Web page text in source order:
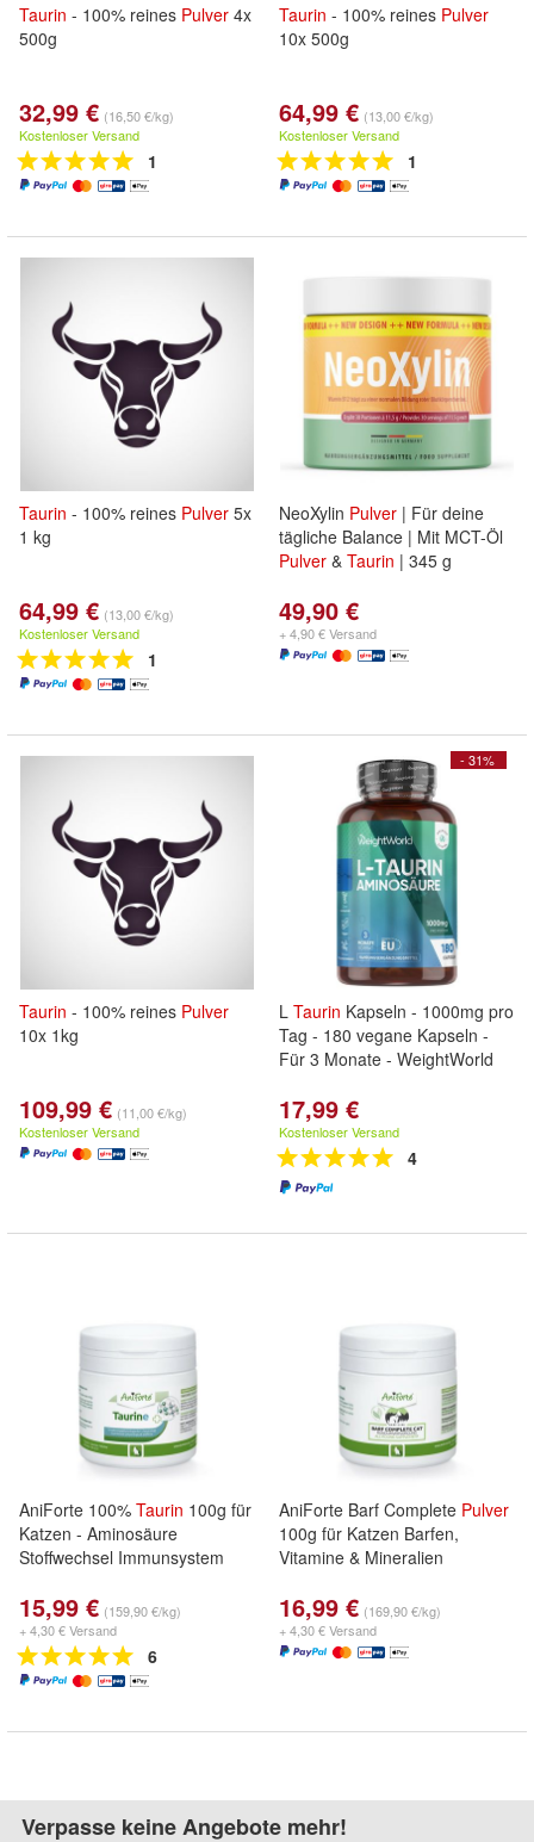
Taurin - 100% reines Pulver 4x
500g
32,99 € (16,50 €/kg)
Kostenloser Versand
1
Taurin - 100% reines Pulver
10x 500g
64,99 € (13,00 €/kg)
Kostenloser Versand
1
Taurin - 100% reines Pulver 5x
1 kg
64,99 € (13,00 €/kg)
Kostenloser Versand
1
NeoXylin Pulver | Für deine
tägliche Balance | Mit MCT-Öl
Pulver & Taurin | 345 g
49,90 €
+ 4,90 € Versand
Taurin - 100% reines Pulver
10x 1kg
109,99 € (11,00 €/kg)
Kostenloser Versand
- 31%
L Taurin Kapseln - 1000mg pro
Tag - 180 vegane Kapseln -
Für 3 Monate - WeightWorld
17,99 €
Kostenloser Versand
4
AniForte 100% Taurin 100g für
Katzen - Aminosäure
Stoffwechsel Immunsystem
15,99 € (159,90 €/kg)
+ 4,30 € Versand
6
AniForte Barf Complete Pulver
100g für Katzen Barfen,
Vitamine & Mineralien
16,99 € (169,90 €/kg)
+ 4,30 € Versand
Verpasse keine Angebote mehr!